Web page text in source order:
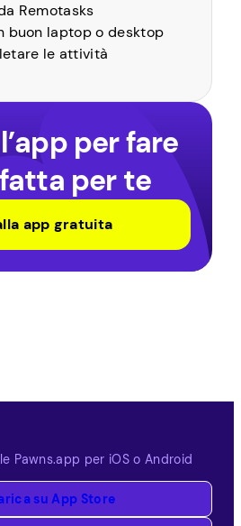
Remotasks
buon laptop o desktop
le attività
per fare
per te
app gratuita
Pawns.app per iOS o Android
su App Store